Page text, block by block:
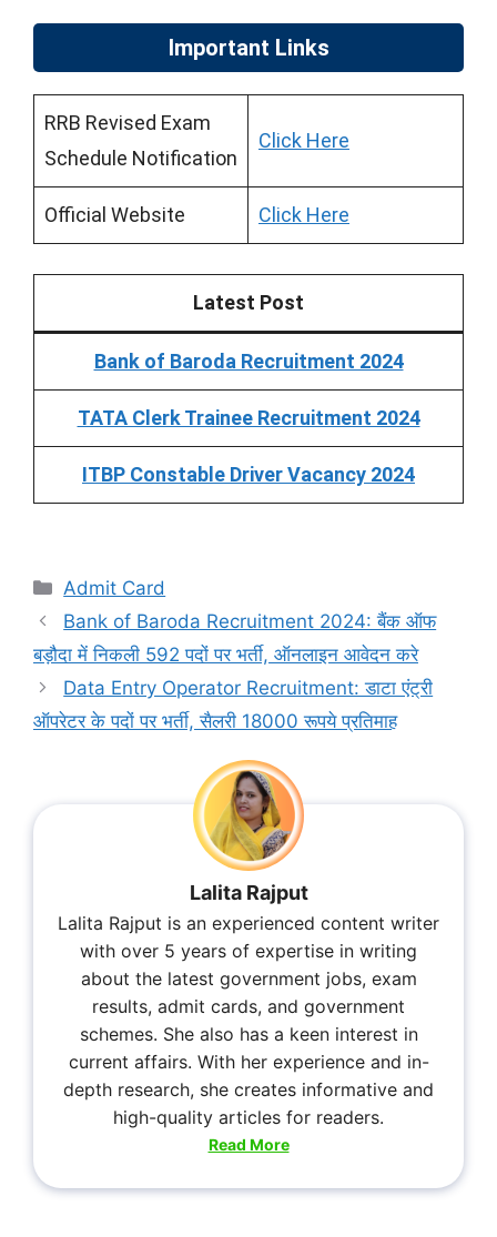
Important Links
RRB Revised Exam
Schedule Notification
Click Here
Official Website Click Here
Latest Post
Bank of Baroda Recruitment 2024
TATA Clerk Trainee Recruitment 2024
ITBP Constable Driver Vacancy 2024
Categories
Admit Card
Bank of Baroda Recruitment 2024: बैंक ऑफ
बड़ौदा में निकली 592 पदों पर भर्ती, ऑनलाइन आवेदन करे
Data Entry Operator Recruitment: डाटा एंट्री
ऑपरेटर के पदों पर भर्ती, सैलरी 18000 रूपये प्रतिमाह
Lalita Rajput
Lalita Rajput is an experienced content writer
with over 5 years of expertise in writing
about the latest government jobs, exam
results, admit cards, and government
schemes. She also has a keen interest in
current affairs. With her experience and in-
depth research, she creates informative and
high-quality articles for readers.
Read More